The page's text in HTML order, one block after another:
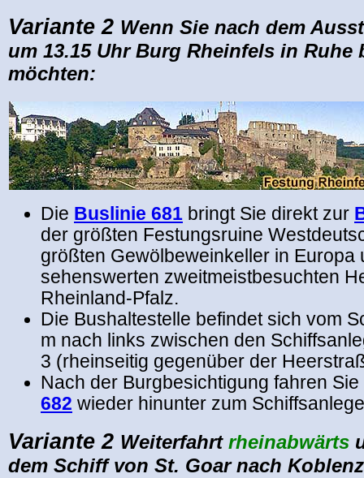
Variante 2 Wenn Sie nach dem
um 13.15 Uhr Burg Rheinfels in Ruhe
möchten:
Die Buslinie 681 bringt Sie direkt zur
der größten Festungsruine
größten Gewölbeweinkeller in Europa
sehenswerten zweitmeistbesuchten
Rheinland-Pfalz.
Die Bushaltestelle befindet sich vom
m nach links zwischen den
3 (rheinseitig gegenüber der
Nach der Burgbesichtigung fahren
682 wieder hinunter zum
Variante 2 Weiterfahrt rheinabwärts
dem Schiff von St. Goar nach Koblenz